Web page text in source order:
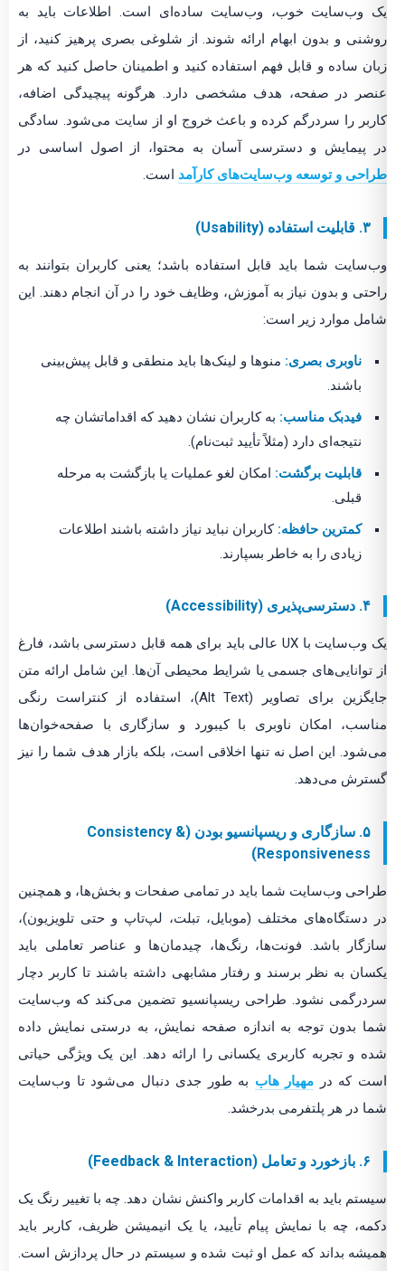
یک وب‌سایت خوب، وب‌سایت ساده‌ای است. اطلاعات باید به
روشنی و بدون ابهام ارائه شوند. از شلوغی بصری پرهیز کنید، از
زبان ساده و قابل فهم استفاده کنید و اطمینان حاصل کنید که هر
عنصر در صفحه، هدف مشخصی دارد. هرگونه پیچیدگی اضافه،
کاربر را سردرگم کرده و باعث خروج او از سایت می‌شود. سادگی
در پیمایش و دسترسی آسان به محتوا، از اصول اساسی در
طراحی و توسعه وب‌سایت‌های کارآمد است.
۳. قابلیت استفاده (Usability)
وب‌سایت شما باید قابل استفاده باشد؛ یعنی کاربران بتوانند به
راحتی و بدون نیاز به آموزش، وظایف خود را در آن انجام دهند. این
شامل موارد زیر است:
ناوبری بصری: منوها و لینک‌ها باید منطقی و قابل پیش‌بینی
باشند.
فیدبک مناسب: به کاربران نشان دهید که اقداماتشان چه
نتیجه‌ای دارد (مثلاً تأیید ثبت‌نام).
قابلیت برگشت: امکان لغو عملیات یا بازگشت به مرحله
قبلی.
کمترین حافظه: کاربران نباید نیاز داشته باشند اطلاعات
زیادی را به خاطر بسپارند.
۴. دسترسی‌پذیری (Accessibility)
یک وب‌سایت با UX عالی باید برای همه قابل دسترسی باشد، فارغ
از توانایی‌های جسمی یا شرایط محیطی آن‌ها. این شامل ارائه متن
جایگزین برای تصاویر (Alt Text)، استفاده از کنتراست رنگی
مناسب، امکان ناوبری با کیبورد و سازگاری با صفحه‌خوان‌ها
می‌شود. این اصل نه تنها اخلاقی است، بلکه بازار هدف شما را نیز
گسترش می‌دهد.
۵. سازگاری و ریسپانسیو بودن (Consistency &
Responsiveness)
طراحی وب‌سایت شما باید در تمامی صفحات و بخش‌ها، و همچنین
در دستگاه‌های مختلف (موبایل، تبلت، لپ‌تاپ و حتی تلویزیون)،
سازگار باشد. فونت‌ها، رنگ‌ها، چیدمان‌ها و عناصر تعاملی باید
یکسان به نظر برسند و رفتار مشابهی داشته باشند تا کاربر دچار
سردرگمی نشود. طراحی ریسپانسیو تضمین می‌کند که وب‌سایت
شما بدون توجه به اندازه صفحه نمایش، به درستی نمایش داده
شده و تجربه کاربری یکسانی را ارائه دهد. این یک ویژگی حیاتی
است که در مهیار هاب به طور جدی دنبال می‌شود تا وب‌سایت
شما در هر پلتفرمی بدرخشد.
۶. بازخورد و تعامل (Feedback & Interaction)
سیستم باید به اقدامات کاربر واکنش نشان دهد. چه با تغییر رنگ یک
دکمه، چه با نمایش پیام تأیید، یا یک انیمیشن ظریف، کاربر باید
همیشه بداند که عمل او ثبت شده و سیستم در حال پردازش است.